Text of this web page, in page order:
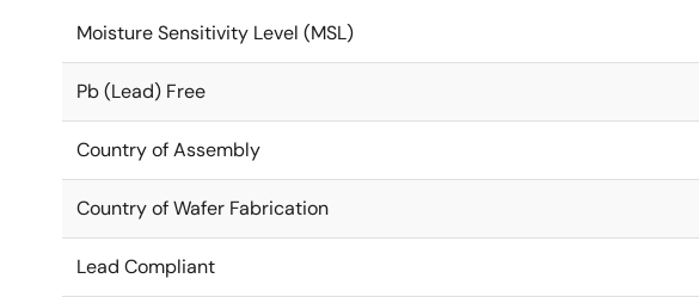
Moisture Sensitivity Level (MSL)
Pb (Lead) Free
Country of Assembly
Country of Wafer Fabrication
Lead Compliant